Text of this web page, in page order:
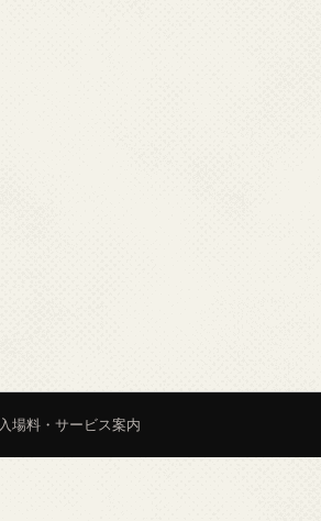
入場料・サービス案内